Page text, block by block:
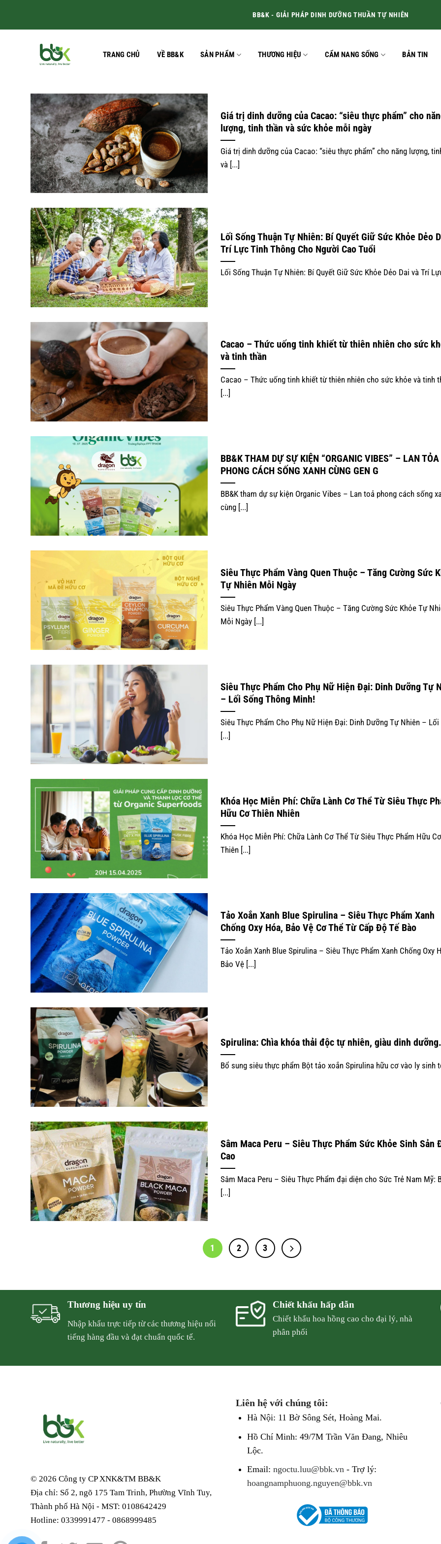
BB&K - GIẢI PHÁP DINH DƯỠNG THUẦN TỰ NHIÊN
TRANG CHỦ VỀ BB&K SẢN PHẨM THƯƠNG HIỆU CẨM NANG SỐNG BẢN TIN
Giá trị dinh dưỡng của Cacao: “siêu thực phẩm” cho
lượng, tinh thần và sức khỏe mỗi ngày
Giá trị dinh dưỡng của Cacao: “siêu thực phẩm” cho năng lượng,
và [...]
Lối Sống Thuận Tự Nhiên: Bí Quyết Giữ Sức Khỏe Dẻo
Trí Lực Tinh Thông Cho Người Cao Tuổi
Lối Sống Thuận Tự Nhiên: Bí Quyết Giữ Sức Khỏe Dẻo Dai và Trí
Cacao – Thức uống tinh khiết từ thiên nhiên cho sức
và tinh thần
Cacao – Thức uống tinh khiết từ thiên nhiên cho sức khỏe và tinh
[...]
BB&K THAM DỰ SỰ KIỆN “ORGANIC VIBES” – LAN TỎA
PHONG CÁCH SỐNG XANH CÙNG GEN G
BB&K tham dự sự kiện Organic Vibes – Lan toả phong cách sống
cùng [...]
Siêu Thực Phẩm Vàng Quen Thuộc – Tăng Cường Sức
Tự Nhiên Mỗi Ngày
Siêu Thực Phẩm Vàng Quen Thuộc – Tăng Cường Sức Khỏe Tự
Mỗi Ngày [...]
Siêu Thực Phẩm Cho Phụ Nữ Hiện Đại: Dinh Dưỡng Tự
– Lối Sống Thông Minh!
Siêu Thực Phẩm Cho Phụ Nữ Hiện Đại: Dinh Dưỡng Tự Nhiên – Lối
[...]
Khóa Học Miễn Phí: Chữa Lành Cơ Thể Từ Siêu Thực
Hữu Cơ Thiên Nhiên
Khóa Học Miễn Phí: Chữa Lành Cơ Thể Từ Siêu Thực Phẩm Hữu Cơ
Thiên [...]
Tảo Xoắn Xanh Blue Spirulina – Siêu Thực Phẩm Xanh
Chống Oxy Hóa, Bảo Vệ Cơ Thể Từ Cấp Độ Tế Bào
Tảo Xoắn Xanh Blue Spirulina – Siêu Thực Phẩm Xanh Chống Oxy
Bảo Vệ [...]
Spirulina: Chìa khóa thải độc tự nhiên, giàu dinh dưỡng.
Bổ sung siêu thực phẩm Bột tảo xoắn Spirulina hữu cơ vào ly sinh
Sâm Maca Peru – Siêu Thực Phẩm Sức Khỏe Sinh Sản
Cao
Sâm Maca Peru – Siêu Thực Phẩm đại diện cho Sức Trẻ Nam Mỹ:
[...]
1 2 3
Thương hiệu uy tín
Nhập khẩu trực tiếp từ các thương hiệu nổi
tiếng hàng đầu và đạt chuẩn quốc tế.
Chiết khấu hấp dẫn
Chiết khẩu hoa hồng cao cho đại lý, nhà
phân phối
© 2026 Công ty CP XNK&TM BB&K
Địa chỉ: Số 2, ngõ 175 Tam Trinh, Phường Vĩnh Tuy,
Thành phố Hà Nội - MST: 0108642429
Hotline: 0339991477 - 0868999485
Liên hệ với chúng tôi:
Hà Nội: 11 Bờ Sông Sét, Hoàng Mai.
Hồ Chí Minh: 49/7M Trần Văn Đang, Nhiêu
Lộc.
Email: ngoctu.luu@bbk.vn- Trợ lý:
hoangnamphuong.nguyen@bbk.vn